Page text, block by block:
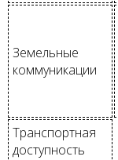
Земельные
коммуникации
Транспортная
доступность